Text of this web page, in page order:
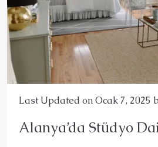
Last Updated on Ocak 7, 2025
Alanya’da Stüdyo